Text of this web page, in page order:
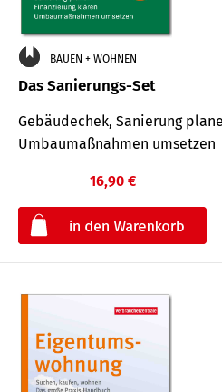
BAUEN + WOHNEN
Das Sanierungs-Set
Gebäudechek, Sanierung
Umbaumaßnahmen umsetzen
16,90 €